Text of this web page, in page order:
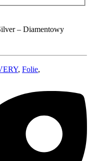
– Diamentowy
, Folie,